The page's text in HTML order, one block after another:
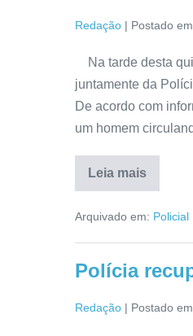
Redação | Postado em
Na tarde desta
juntamente da
De acordo com
um homem
Leia mais
Arquivado em: Policial
Polícia
Redação | Postado em